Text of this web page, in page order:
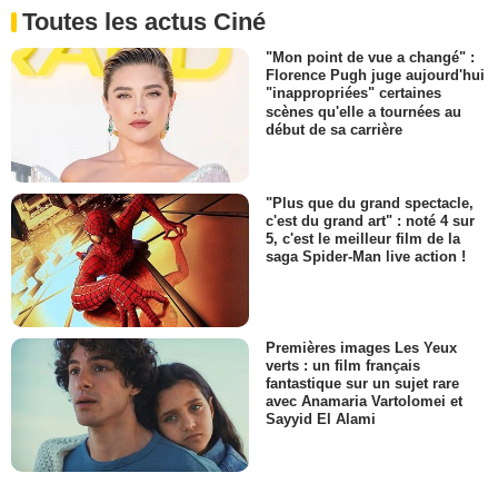
Toutes les actus Ciné
"Mon point de vue a changé" :
Florence Pugh juge aujourd'hui
"inappropriées" certaines
scènes qu'elle a tournées au
début de sa carrière
"Plus que du grand spectacle,
c'est du grand art" : noté 4 sur
5, c'est le meilleur film de la
saga Spider-Man live action !
Premières images Les Yeux
verts : un film français
fantastique sur un sujet rare
avec Anamaria Vartolomei et
Sayyid El Alami